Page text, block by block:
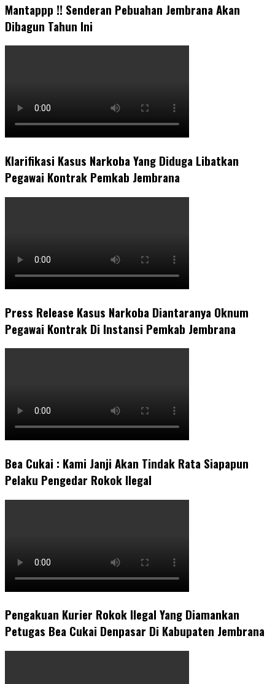
Mantappp !! Senderan Pebuahan Jembrana Akan
Dibagun Tahun Ini
Klarifikasi Kasus Narkoba Yang Diduga Libatkan
Pegawai Kontrak Pemkab Jembrana
Press Release Kasus Narkoba Diantaranya Oknum
Pegawai Kontrak Di Instansi Pemkab Jembrana
Bea Cukai : Kami Janji Akan Tindak Rata Siapapun
Pelaku Pengedar Rokok Ilegal
Pengakuan Kurier Rokok Ilegal Yang Diamankan
Petugas Bea Cukai Denpasar Di Kabupaten Jembrana